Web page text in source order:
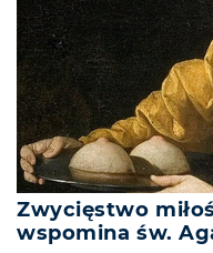
Zwycięstwo
wspomina św.